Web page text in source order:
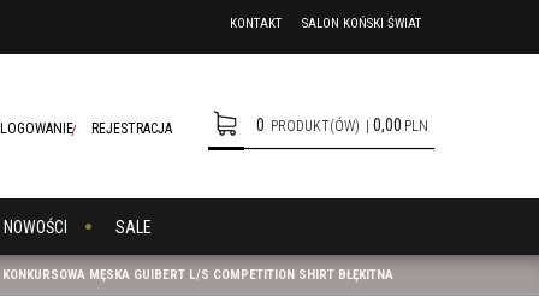
KONTAKT SALON KOŃSKI ŚWIAT
0 PRODUKT(ÓW) 0,00 PLN
LOGOWANIE REJESTRACJA
NOWOŚCI SALE
MĘSKA GUIBERT L/S COMPETITION SHIRT BŁĘKITNA